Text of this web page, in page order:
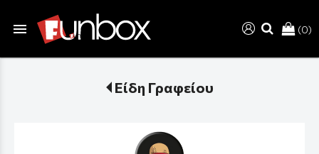
menu (0)
Είδη Γραφείου